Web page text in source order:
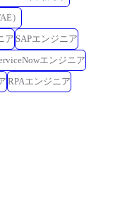
）
ア SAPエンジニア
エンジニア
RPAエンジニア